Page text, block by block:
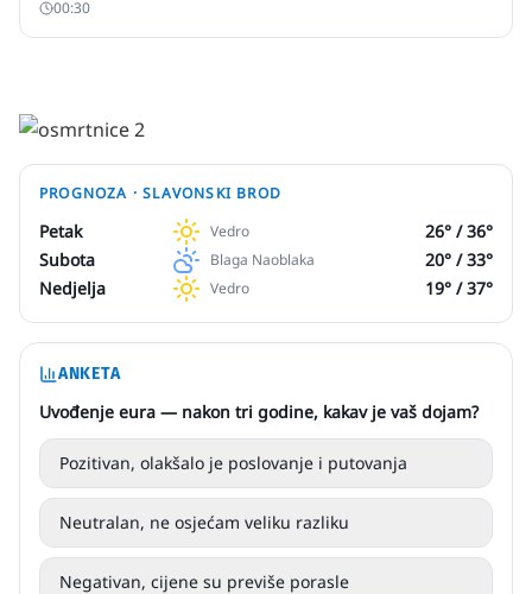
00:30
PROGNOZA ·SLAVONSKI BROD
Petak Vedro 26° /36°
Subota
Blaga Naoblaka 20° /33°
Nedjelja
Vedro 19° /37°
ANKETA
Uvođenje eura — nakon tri godine, kakav je vaš dojam?
Pozitivan, olakšalo je poslovanje i putovanja
Neutralan, ne osjećam veliku razliku
Negativan, cijene su previše porasle